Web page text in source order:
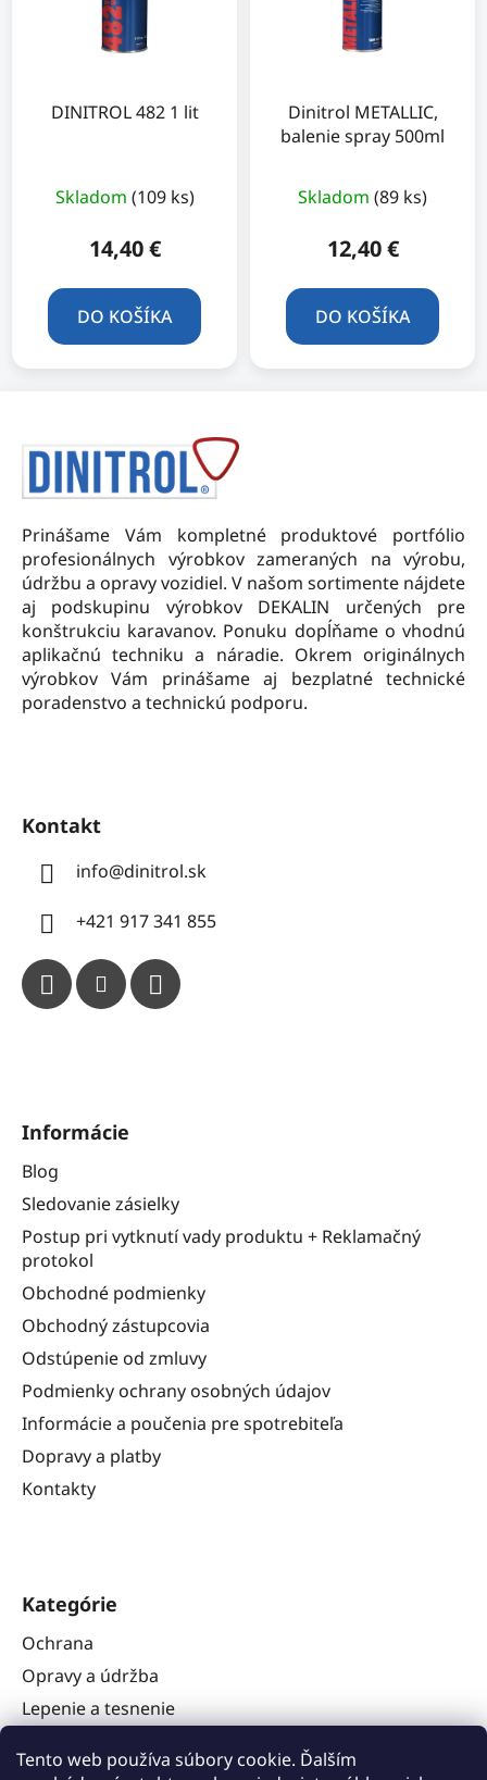
Tento web používa súbory cookie. Ďalším
DINITROL 482 1 lit
Skladom (109 ks)
14,40 €
DO KOŠÍKA
Dinitrol METALLIC,
balenie spray 500ml
hodnotenie
produktu
5,0
z
Skladom (89 ks)
12,40 €
DO KOŠÍKA
Prinášame Vám kompletné produktové portfólio
profesionálnych výrobkov zameraných na výrobu,
údržbu a opravy vozidiel. V našom sortimente nájdete
aj podskupinu výrobkov DEKALIN určených pre
konštrukciu karavanov. Ponuku dopĺňame o vhodnú
aplikačnú techniku a náradie. Okrem originálnych
výrobkov Vám prinášame aj bezplatné technické
poradenstvo a technickú podporu.
Kontakt
info@dinitrol.sk
+421 917 341 855
Informácie
Blog
Sledovanie zásielky
Postup pri vytknutí vady produktu + Reklamačný
protokol
Obchodné podmienky
Obchodný zástupcovia
Odstúpenie od zmluvy
Podmienky ochrany osobných údajov
Informácie a poučenia pre spotrebiteľa
Dopravy a platby
Kontakty
Kategórie
Ochrana
Opravy a údržba
Lepenie a tesnenie
Stavba karavanov